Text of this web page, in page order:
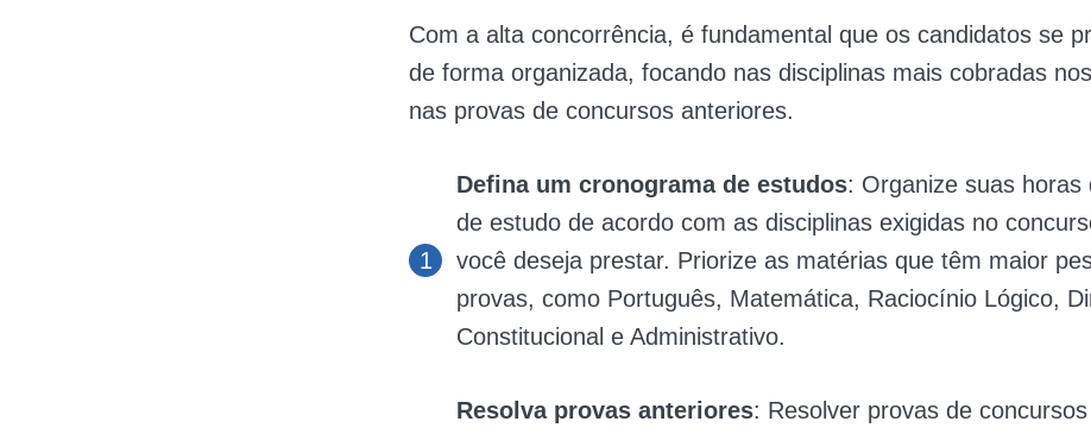
Com a alta concorrência, é fundamental que os candidatos se
de forma organizada, focando nas disciplinas mais cobradas
nas provas de concursos anteriores.
Defina um cronograma de estudos: Organize suas horas
de estudo de acordo com as disciplinas exigidas no
você deseja prestar. Priorize as matérias que têm maior
provas, como Português, Matemática, Raciocínio Lógico,
Constitucional e Administrativo.
Resolva provas anteriores: Resolver provas de concursos